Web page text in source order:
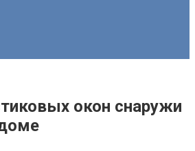
окон снаружи